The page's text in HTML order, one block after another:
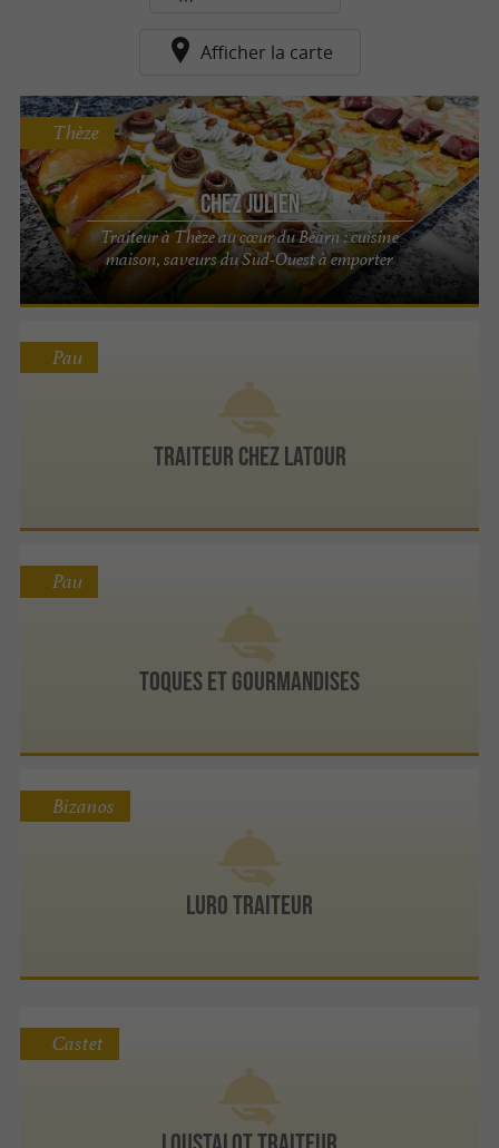
Afficher la carte
Chez Julien
Traiteur à Thèze au cœur du Béarn : cuisine
maison, saveurs du Sud-Ouest à emporter
Thèze
Traiteur Chez Latour
Pau
Toques et Gourmandises
Pau
Luro Traiteur
Bizanos
Castet